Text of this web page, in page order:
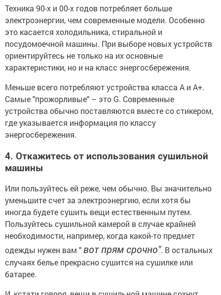
Техника 90-х и 00-х годов потребляет больше
электроэнергии, чем современные модели. Особенно
это касается холодильника, стиральной и
посудомоечной машины. При выборе новых устройств
ориентируйтесь не только на их основные
характеристики, но и на класс энергосбережения.
Меньше всего потребляют устройства класса А и А+.
Самые "прожорливые" – это G. Современные
устройства обычно поставляются вместе со стикером,
где указывается информация по классу
энергосбережения.
4. Откажитесь от использования сушильной
машины
Или пользуйтесь ей реже, чем обычно. Вы значительно
уменьшите счет за электроэнергию, если хотя бы
иногда будете сушить вещи естественным путем.
Пользуйтесь сушильной камерой в случае крайней
необходимости, например, когда какой-то предмет
одежды нужен вам "вот прям срочно". В остальных
случаях белье прекрасно сушится на сушилке или
батарее.